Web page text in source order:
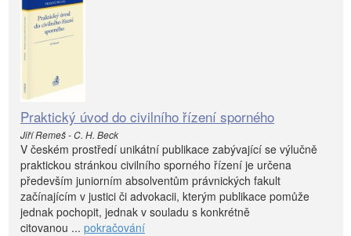
Praktický úvod do civilního řízení sporného
Jiří Remeš - C. H. Beck
V českém prostředí unikátní publikace zabývající se výlučně
praktickou stránkou civilního sporného řízení je určena
především juniorním absolventům právnických fakult
začínajícím v justici či advokacii, kterým publikace pomůže
jednak pochopit, jednak v souladu s konkrétně
citovanou ... pokračování